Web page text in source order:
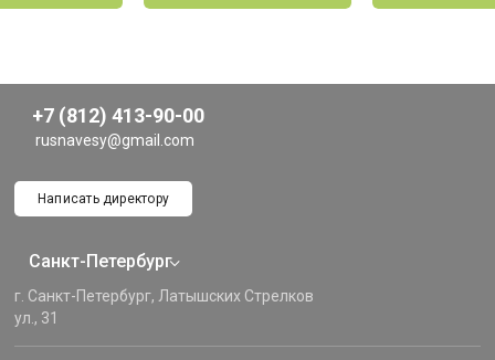
+7 (812) 413-90-00
rusnavesy@gmail.com
Написать директору
Санкт-Петербург
г. Санкт-Петербург, Латышских Стрелков
ул., 31